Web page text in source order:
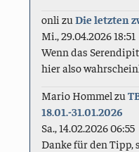
onli zuDie letzten
Mi., 29.04.2026 18:51
Wenn das
hier also
Mario Hommel zu
18.01.-31.01.2026
Sa., 14.02.2026 06:55
Danke für den Tipp,